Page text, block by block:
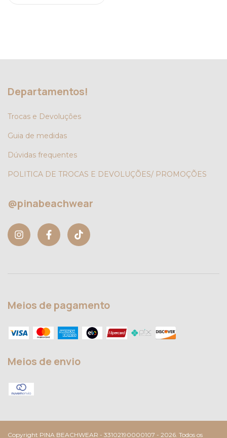
Departamentos!
Trocas e Devoluções
Guia de medidas
Dúvidas frequentes
POLITICA DE TROCAS E DEVOLUÇÕES/ PROMOÇÕES
@pinabeachwear
Meios de pagamento
Meios de envio
Copyright PINA BEACHWEAR - 33102190000107 - 2026. Todos os